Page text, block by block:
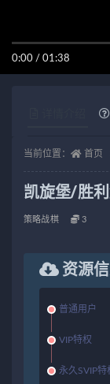
0:00 / 01:38
当前位置： 首页
凯旋堡/胜
策略战棋 3
资源
普通用户
VIP特权
永久SVIP特